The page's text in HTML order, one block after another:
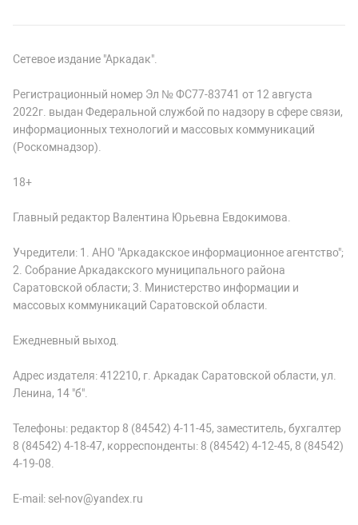
Сетевое издание "Аркадак".
Регистрационный номер Эл № ФС77-83741 от 12 августа
2022г. выдан Федеральной службой по надзору в сфере связи,
информационных технологий и массовых коммуникаций
(Роскомнадзор).
18+
Главный редактор Валентина Юрьевна Евдокимова.
Учредители: 1. АНО "Аркадакское информационное агентство";
2. Собрание Аркадакского муниципального района
Саратовской области; 3. Министерство информации и
массовых коммуникаций Саратовской области.
Ежедневный выход.
Адрес издателя: 412210, г. Аркадак Саратовской области, ул.
Ленина, 14 "б".
Телефоны: редактор 8 (84542) 4-11-45, заместитель, бухгалтер
8 (84542) 4-18-47, корреспонденты: 8 (84542) 4-12-45, 8 (84542)
4-19-08.
E-mail: sel-nov@yandex.ru